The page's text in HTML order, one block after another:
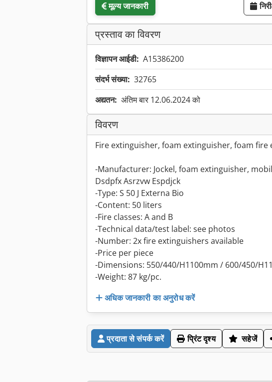
मूल्य जानकारी
प्रस्ताव का विवरण
विज्ञापन आईडी: A15386200
संदर्भ संख्या: 32765
अद्यतन: अंतिम बार 12.06.2024 को
विवरण
Fire extinguisher, foam extinguisher, foam
-Manufacturer: Jockel, foam extinguisher,
Dsdpfx Asrzvw Espdjck
-Type: S 50 J Externa Bio
-Content: 50 liters
-Fire classes: A and B
-Technical data/test label: see photos
-Number: 2x fire extinguishers available
-Price per piece
-Dimensions: 550/440/H1100mm / 600/450/
-Weight: 87 kg/pc.
अधिक जानकारी का अनुरोध करें
प्रदाता से संपर्क करें प्रिंट दृश्य सहेजें